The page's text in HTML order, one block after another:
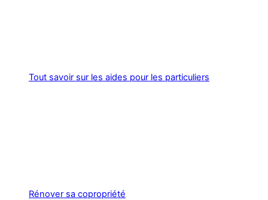
Tout savoir sur les aides pour les particuliers
Rénover sa copropriété